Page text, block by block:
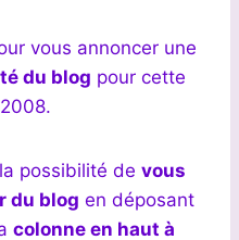
vous annoncer une
du blog pour cette
possibilité de vous
du blog en déposant
colonne en haut à